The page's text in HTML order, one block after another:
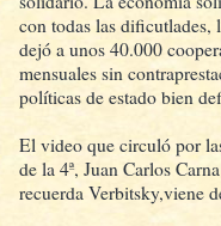
con todas las dificutlades,
dejó a unos 40.000
mensuales sin
políticas de estado bien
El video que circuló por
de la 4ª, Juan Carlos
recuerda Verbitsky,viene